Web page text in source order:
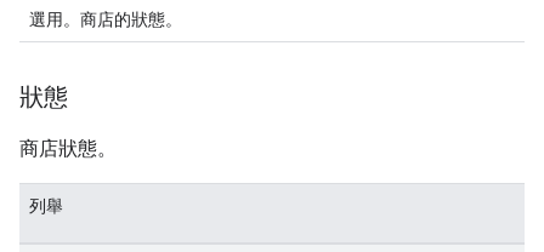
選用。商店的狀態。
狀態
商店狀態。
列舉